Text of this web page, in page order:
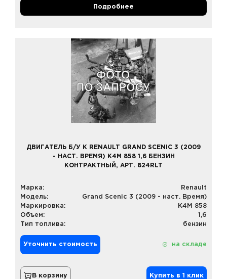
Подробнее
ДВИГАТЕЛЬ Б/У К RENAULT GRAND SCENIC 3 (2009
- НАСТ. ВРЕМЯ) K4M 858 1,6 БЕНЗИН
КОНТРАКТНЫЙ, АРТ. 824RLT
Марка:
Renault
Модель:
Grand Scenic 3 (2009 - наст. Время)
Маркировка:
K4M 858
Объем:
1,6
Тип топлива:
бензин
Уточнить стоимость на складе
В корзину Купить в 1 клик